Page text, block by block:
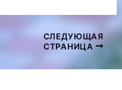
СЛЕДУЮЩАЯ
СТРАНИЦА